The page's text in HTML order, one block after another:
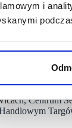
i
600 modelami
to również
takimi jak
tym
w
Centrum